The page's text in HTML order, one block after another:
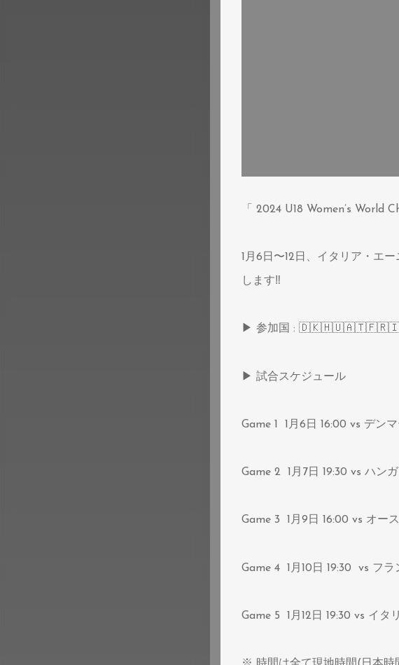
「 2024 U18 Women’s World
1月6日〜12日、イタリア・エ
します‼️
▶︎ 参加国 :
▶︎ 試合スケジュール
Game 1 1月6日 16:00 vs デン
Game 2 1月7日 19:30 vs ハン
Game 3 1月9日 16:00 vs オ
Game 4 1月10日 19:30 vs フ
Game 5 1月12日 19:30 vs イ